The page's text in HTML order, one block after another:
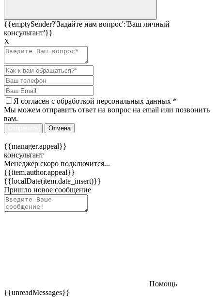
{{emptySender?'Задайте нам вопрос':'Ваш личный
консультант'}}
Х
Я согласен c обработкой персональных данных *
Мы можем отправить ответ на вопрос на email или позвонить
вам.
Отмена
{{manager.appeal}}
консультант
Менеджер скоро подключится...
{{item.author.appeal}}
{{localDate(item.date_insert)}}
Пришло новое сообщение
Помощь
{{unreadMessages}}